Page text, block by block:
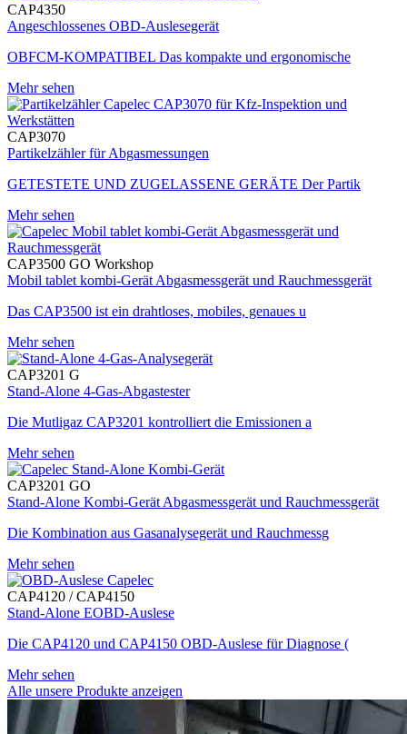
CAP4350
Angeschlossenes OBD-Auslesegerät
OBFCM-KOMPATIBEL Das kompakte und ergonomische
Mehr sehen
CAP3070
Partikelzähler für Abgasmessungen
GETESTETE UND ZUGELASSENE GERÄTE Der Partik
Mehr sehen
CAP3500 GO Workshop
Mobil tablet kombi-Gerät Abgasmessgerät und Rauchmessgerät
Das CAP3500 ist ein drahtloses, mobiles, genaues u
Mehr sehen
CAP3201 G
Stand-Alone 4-Gas-Abgastester
Die Mutligaz CAP3201 kontrolliert die Emissionen a
Mehr sehen
CAP3201 GO
Stand-Alone Kombi-Gerät Abgasmessgerät und Rauchmessgerät
Die Kombination aus Gasanalysegerät und Rauchmessg
Mehr sehen
CAP4120 / CAP4150
Stand-Alone EOBD-Auslese
Die CAP4120 und CAP4150 OBD-Auslese für Diagnose (
Mehr sehen
Alle unsere Produkte anzeigen